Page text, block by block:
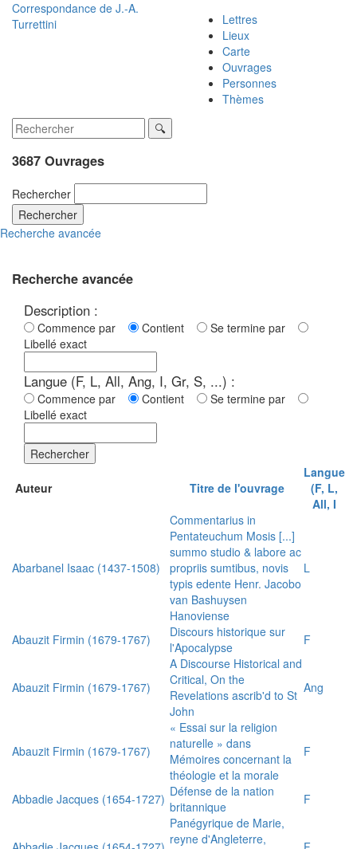
Correspondance de J.-A.
Turrettini
Lettres
Lieux
Carte
Ouvrages
Personnes
Thèmes
3687 Ouvrages
Rechercher
Rechercher
Recherche avancée
Recherche avancée
Description :
Commence par Contient
Se termine par
Libellé exact
Langue (F, L, All, Ang, I, Gr, S, ...) :
Commence par Contient
Se termine par
Libellé exact
Rechercher
Auteur Titre de l'ouvrage
Langue
(F, L,
All, I
Abarbanel Isaac (1437-1508)
Commentarius in
Pentateuchum Mosis [...]
summo studio & labore ac
propriis sumtibus, novis
typis edente Henr. Jacobo
van Bashuysen
Hanoviense
L
Abauzit Firmin (1679-1767)
Discours historique sur
l'Apocalypse
F
Abauzit Firmin (1679-1767)
A Discourse Historical and
Critical, On the
Revelations ascrib'd to St
John
Ang
Abauzit Firmin (1679-1767)
« Essai sur la religion
naturelle » dans
Mémoires concernant la
théologie et la morale
F
Abbadie Jacques (1654-1727) Défense de la nation
britannique
F
Panégyrique de Marie,
reyne d'Angleterre,